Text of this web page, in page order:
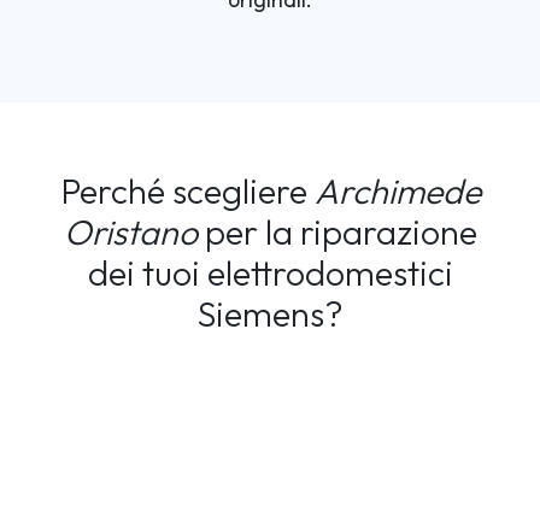
Perché scegliere Archimede
Oristanoper la riparazione
dei tuoi elettrodomestici
Siemens?